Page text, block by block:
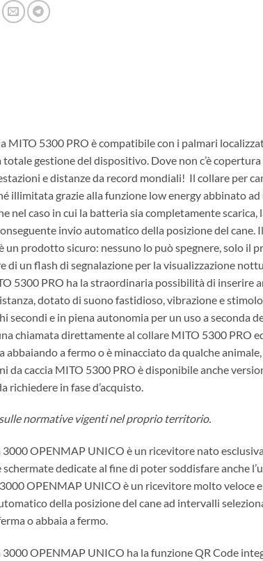
MITO 5300 PRO è compatibile con i palmari
gestione del dispositivo. Dove non c’è
e distanze da record mondiali! Il collare per
illimitata grazie alla funzione low energy abbinato ad
nel caso in cui la batteria sia completamente scarica,
invio automatico della posizione del cane.
un prodotto sicuro: nessuno lo può spegnere, solo il
un flash di segnalazione per la visualizzazione
5300 PRO ha la straordinaria possibilità di inserire
dotato di suono fastidioso, vibrazione e
e in piena autonomia per un uso a seconda
chiamata direttamente al collare MITO 5300 PRO
abbaiando a fermo o è minacciato da qualche
da caccia MITO 5300 PRO è disponibile anche
richiedere in fase d’acquisto.
normative vigenti nel proprio territorio.
OPENMAP UNICO è un ricevitore nato
dedicate al fine di poter soddisfare anche
OPENMAP UNICO è un ricevitore molto veloce
della posizione del cane ad intervalli
o abbaia a fermo.
OPENMAP UNICO ha la funzione QR Code